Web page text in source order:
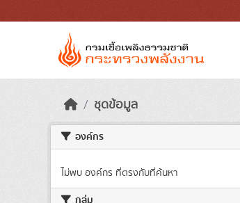
ชุดข้อมูล
องค์กร
ไม่พบ องค์กร ที่ตรงกับที่ค้นหา